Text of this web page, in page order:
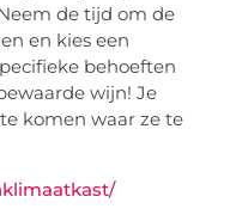
de tijd om de
en kies een
behoeften
wijn! Je
komen waar ze te